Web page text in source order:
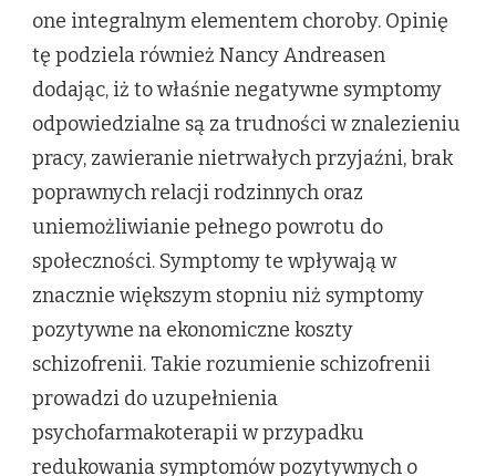
one integralnym elementem choroby. Opinię
tę podziela również Nancy Andreasen
dodając, iż to właśnie negatywne symptomy
odpowiedzialne są za trudności w znalezieniu
pracy, zawieranie nietrwałych przyjaźni, brak
poprawnych relacji rodzinnych oraz
uniemożliwianie pełnego powrotu do
społeczności. Symptomy te wpływają w
znacznie większym stopniu niż symptomy
pozytywne na ekonomiczne koszty
schizofrenii. Takie rozumienie schizofrenii
prowadzi do uzupełnienia
psychofarmakoterapii w przypadku
redukowania symptomów pozytywnych o